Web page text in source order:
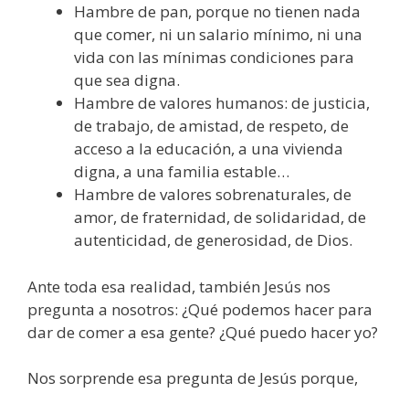
Hambre de pan, porque no tienen nada
que comer, ni un salario mínimo, ni una
vida con las mínimas condiciones para
que sea digna.
Hambre de valores humanos: de justicia,
de trabajo, de amistad, de respeto, de
acceso a la educación, a una vivienda
digna, a una familia estable…
Hambre de valores sobrenaturales, de
amor, de fraternidad, de solidaridad, de
autenticidad, de generosidad, de Dios.
Ante toda esa realidad, también Jesús nos
pregunta a nosotros: ¿Qué podemos hacer para
dar de comer a esa gente? ¿Qué puedo hacer yo?
Nos sorprende esa pregunta de Jesús porque,